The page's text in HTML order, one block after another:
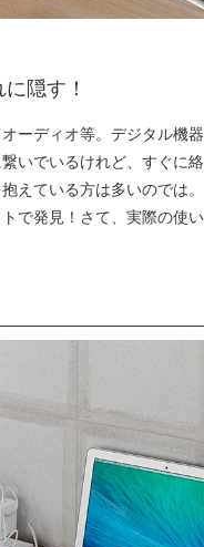
隠す！
ーディオ等。デジタル機器
いでいるけれど、すぐに絡
えている方は多いのでは。
で発見！さて、実際の使い